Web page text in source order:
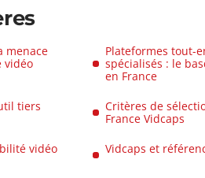
menace
vidéo
Plateformes tout-
spécialisés : le
en France
tiers
Critères de
France Vidcaps
vidéo
Vidcaps et